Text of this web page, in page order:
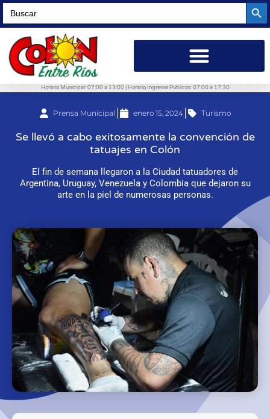
Search
for:
Horario Municipal: 07:00 a 13:00 | Horario Ingresos Públicos: 07:00 a 17:30
Prensa Municipal enero 15, 2024 Turismo
Se llevó a cabo exitosamente la convención de
tatuajes en Colón
El fin de semana llegaron a la Ciudad tatuadores de
Argentina, Uruguay, Venezuela y Colombia que dejaron su
arte en la piel de numerosas personas.